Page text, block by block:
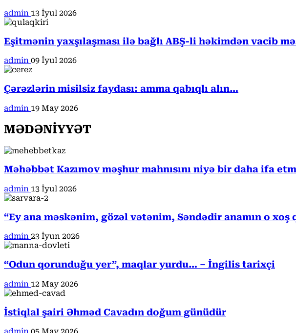
admin 13 İyul 2026
Eşitmənin yaxşılaşması ilə bağlı ABŞ-li həkimdən vacib
admin 09 İyul 2026
Çərəzlərin misilsiz faydası: amma qabıqlı alın…
admin 19 May 2026
MƏDƏNİYYƏT
Məhəbbət Kazımov məşhur mahnısını niyə bir daha ifa
admin 13 İyul 2026
“Ey ana məskənim, gözəl vətənim, Səndədir anamın o xoş
admin 23 İyun 2026
“Odun qorunduğu yer”, maqlar yurdu… – İngilis tarixçi
admin 12 May 2026
İstiqlal şairi Əhməd Cavadın doğum günüdür